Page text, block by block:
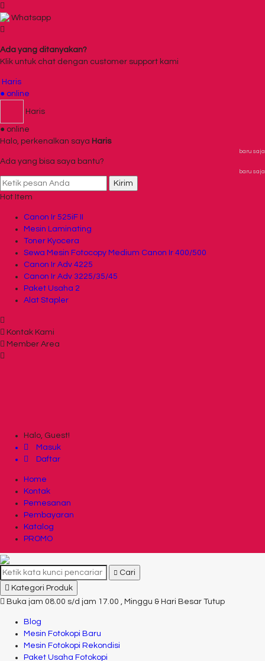
Whatsapp
Ada yang ditanyakan?
Klik untuk chat dengan customer support kami
Haris
● online
Haris
● online
Halo, perkenalkan saya Haris
baru saja
Ada yang bisa saya bantu?
baru saja
Kirim
Hot Item
Canon Ir 525iF II
Mesin Laminating
Toner Kyocera
Sewa Mesin Fotocopy Medium Canon Ir 400/500
Canon Ir Adv 4225
Canon Ir Adv 3225/35/45
Paket Usaha 2
Alat Stapler
Kontak Kami
Member Area
Halo, Guest!
Masuk
Daftar
Home
Kontak
Pemesanan
Pembayaran
Katalog
PROMO
Cari
Kategori Produk
Buka jam 08.00 s/d jam 17.00 , Minggu & Hari Besar Tutup
Blog
Mesin Fotokopi Baru
Mesin Fotokopi Rekondisi
Paket Usaha Fotokopi